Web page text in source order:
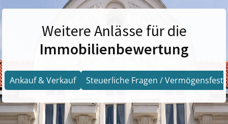
Weitere Anlässe für die
Immobilienbewertung
Ankauf & Verkauf Steuerliche Fragen /